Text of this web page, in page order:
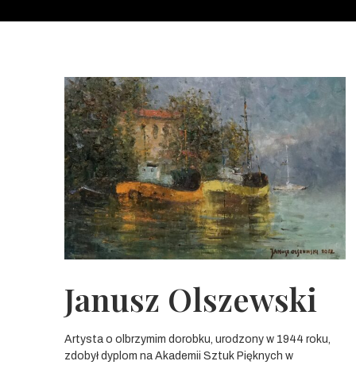
Janusz Olszewski
Artysta o olbrzymim dorobku, urodzony w 1944 roku,
zdobył dyplom na Akademii Sztuk Pięknych w